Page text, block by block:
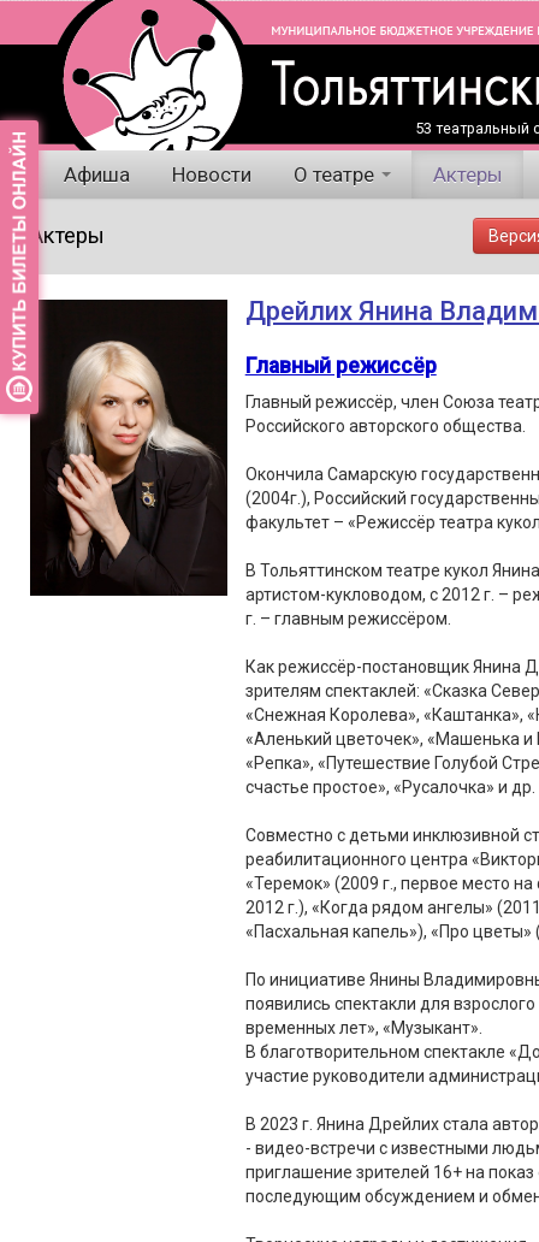
53 театральный
Афиша Новости О театре Актеры
Актеры
Дрейлих Янина
Главный режиссёр
Главный режиссёр, член Союза
Российского авторского общества.
Окончила Самарскую
(2004г.), Российский
факультет – «Режиссёр театра
В Тольяттинском театре кукол
артистом-кукловодом, с 2012 г. –
г. – главным режиссёром.
Как режиссёр-постановщик Янина
зрителям спектаклей: «Сказка
«Снежная Королева», «Каштанка»,
«Аленький цветочек», «Машенька
«Репка», «Путешествие Голубой
счастье простое», «Русалочка» и др.
Совместно с детьми инклюзивной
реабилитационного центра
«Теремок» (2009 г., первое место
2012 г.), «Когда рядом ангелы»
«Пасхальная капель»), «Про цветы»
По инициативе Янины
появились спектакли для
временных лет», «Музыкант».
В благотворительном спектакле
участие руководители
В 2023 г. Янина Дрейлих стала
- видео-встречи с известными
приглашение зрителей 16+ на
последующим обсуждением и